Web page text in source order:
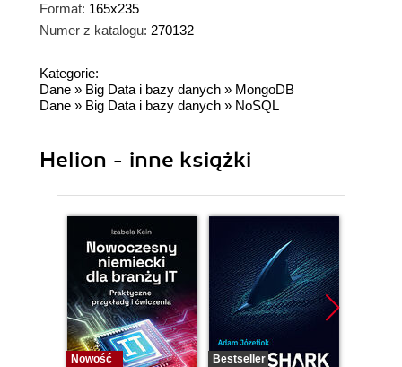
Format: 165x235
Numer z katalogu: 270132
Kategorie:
Dane » Big Data i bazy danych » MongoDB
Dane » Big Data i bazy danych » NoSQL
Helion - inne książki
Nowość
Bestseller